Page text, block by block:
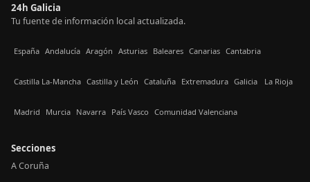
24h Galicia
Tu fuente de información local actualizada.
España Andalucía Aragón Asturias Baleares Canarias Cantabria
Castilla La-Mancha Castilla y León Cataluña Extremadura Galicia La Rioja
Madrid Murcia Navarra País Vasco Comunidad Valenciana
Secciones
A Coruña